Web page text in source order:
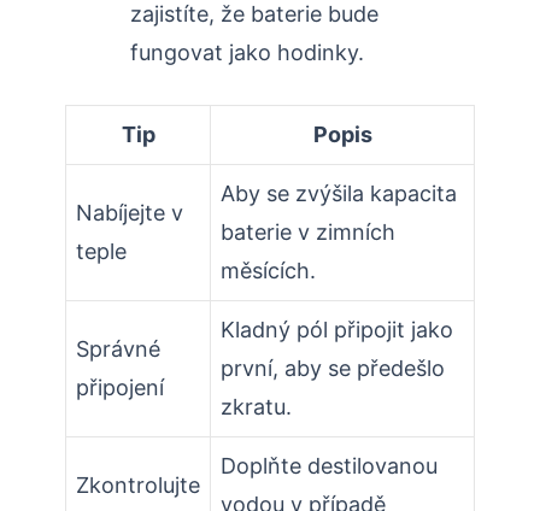
zajistíte, že baterie bude
fungovat jako hodinky.
Tip Popis
Nabíjejte v
teple
Aby se zvýšila kapacita
baterie v zimních
měsících.
Správné
připojení
Kladný pól připojit jako
první, aby se předešlo
zkratu.
Zkontrolujte
Doplňte destilovanou
vodou v případě